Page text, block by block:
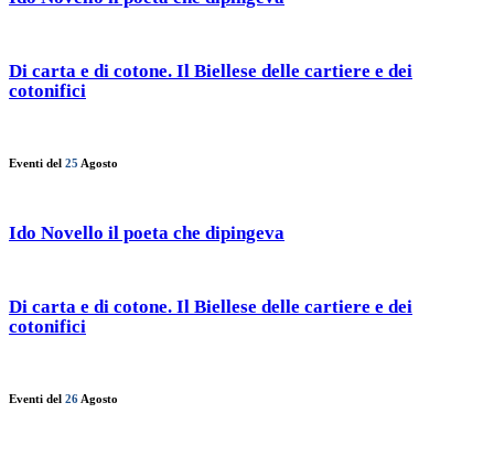
Di carta e di cotone. Il Biellese delle cartiere e dei
cotonifici
Eventi del 25 Agosto
Ido Novello il poeta che dipingeva
Di carta e di cotone. Il Biellese delle cartiere e dei
cotonifici
Eventi del 26 Agosto